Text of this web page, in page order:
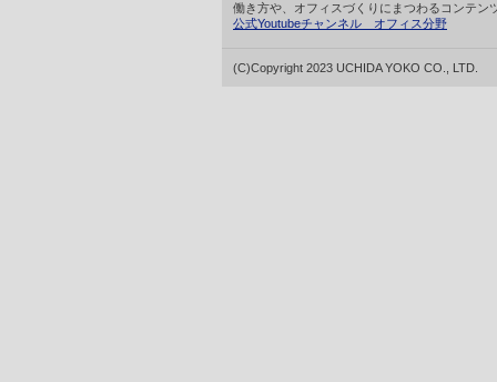
働き方や、オフィスづくりにまつわるコンテン
公式Youtubeチャンネル オフィス分野
(C)Copyright 2023 UCHIDA YOKO CO., LTD.